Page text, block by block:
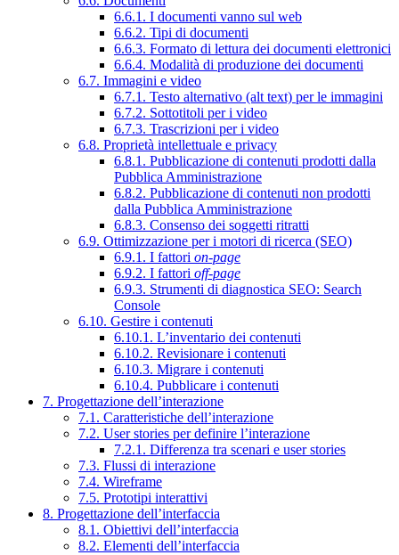
6.6.1. I documenti vanno sul web
6.6.2. Tipi di documenti
6.6.3. Formato di lettura dei documenti elettronici
6.6.4. Modalità di produzione dei documenti
6.7. Immagini e video
6.7.1. Testo alternativo (alt text) per le immagini
6.7.2. Sottotitoli per i video
6.7.3. Trascrizioni per i video
6.8. Proprietà intellettuale e privacy
6.8.1. Pubblicazione di contenuti prodotti dalla
Pubblica Amministrazione
6.8.2. Pubblicazione di contenuti non prodotti
dalla Pubblica Amministrazione
6.8.3. Consenso dei soggetti ritratti
6.9. Ottimizzazione per i motori di ricerca (SEO)
6.9.1. I fattori on-page
6.9.2. I fattori off-page
6.9.3. Strumenti di diagnostica SEO: Search
Console
6.10. Gestire i contenuti
6.10.1. L’inventario dei contenuti
6.10.2. Revisionare i contenuti
6.10.3. Migrare i contenuti
6.10.4. Pubblicare i contenuti
7. Progettazione dell’interazione
7.1. Caratteristiche dell’interazione
7.2. User stories per definire l’interazione
7.2.1. Differenza tra scenari e user stories
7.3. Flussi di interazione
7.4. Wireframe
7.5. Prototipi interattivi
8. Progettazione dell’interfaccia
8.1. Obiettivi dell’interfaccia
8.2. Elementi dell’interfaccia